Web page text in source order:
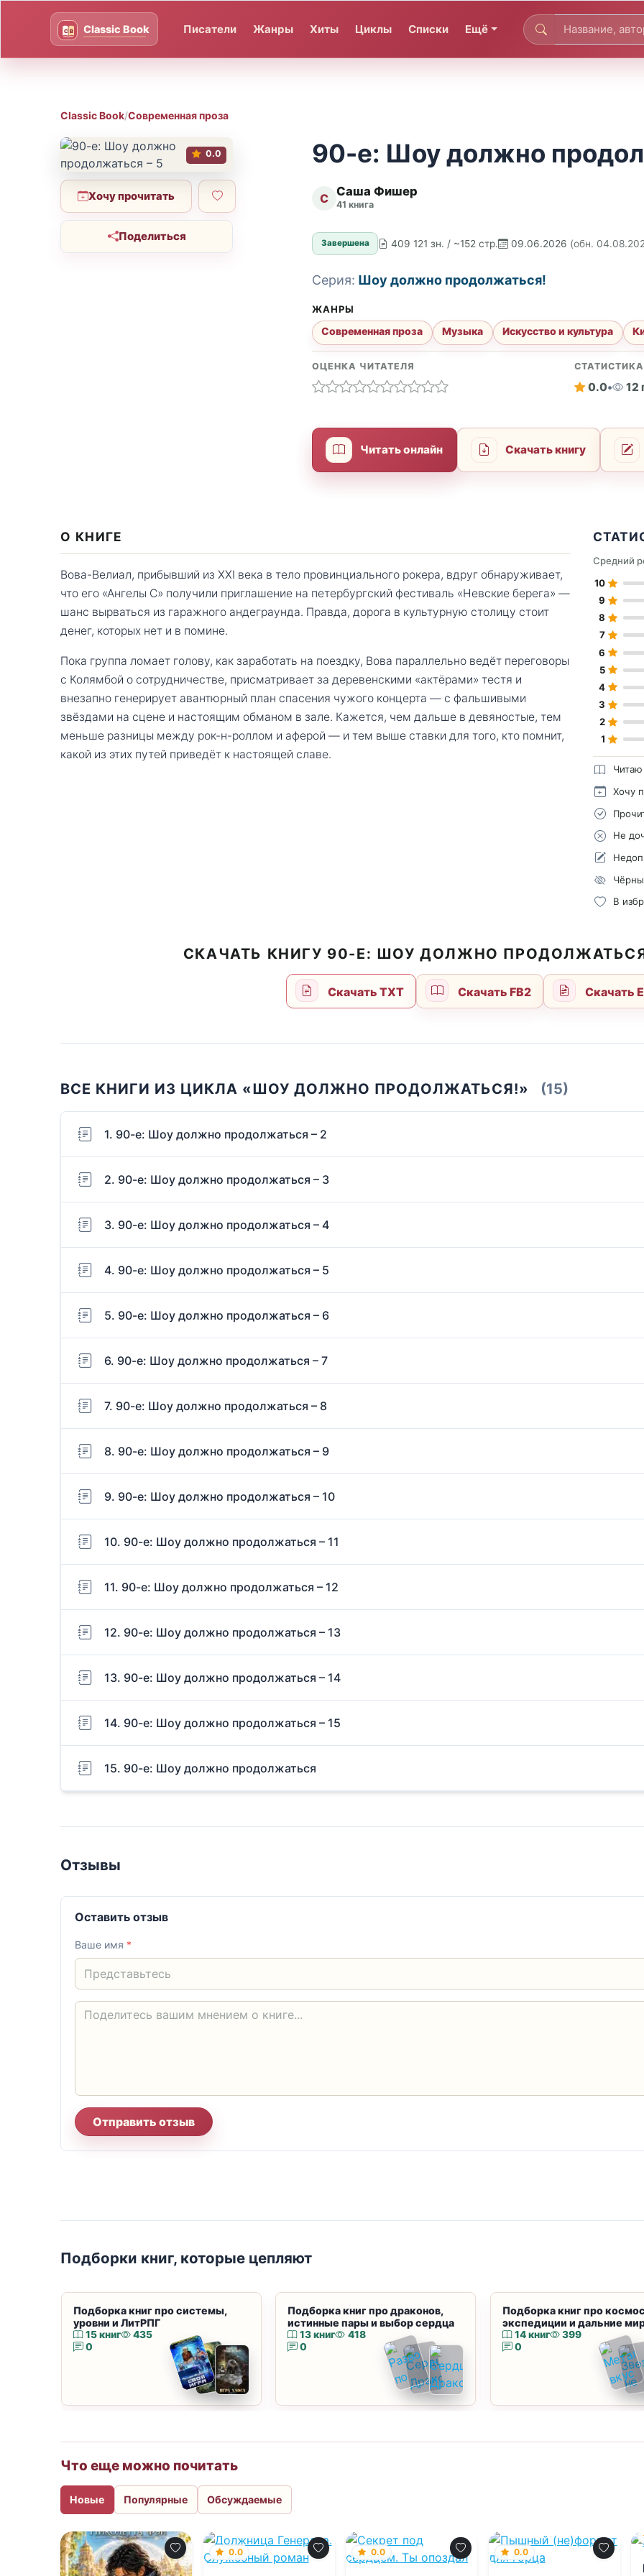
Писатели Жанры Хиты Циклы Списки Ещё
Classic Book/Современная проза
0.0
Хочу прочитать
Поделиться
90-е: Шоу должно
С Саша Фишер
41 книга
Завершена 409 121 зн. / ~152 стр. 09.06.2026 (обн.
Серия: Шоу должно продолжаться!
ЖАНРЫ
Современная проза Музыка Искусство и культура
ОЦЕНКА ЧИТАТЕЛЯ СТАТИСТИКА
0.0• 12
Читать онлайн Скачать книгу
О КНИГЕ
Вова-Велиал, прибывший из XXI века в тело провинциального рокера, вдруг обнаруживает,
что его «Ангелы С» получили приглашение на петербургский фестиваль «Невские берега» —
шанс вырваться из гаражного андеграунда. Правда, дорога в культурную столицу стоит
денег, которых нет и в помине.
Пока группа ломает голову, как заработать на поездку, Вова параллельно ведёт переговоры
с Колямбой о сотрудничестве, присматривает за деревенскими «актёрами» тестя и
внезапно генерирует авантюрный план спасения чужого концерта — с фальшивыми
звёздами на сцене и настоящим обманом в зале. Кажется, чем дальше в девяностые, тем
меньше разницы между рок-н-роллом и аферой — и тем выше ставки для того, кто помнит,
какой из этих путей приведёт к настоящей славе.
Средний
10
9
8
7
6
5
4
3
2
1
Читаю
Хочу
Не
В
СКАЧАТЬ КНИГУ 90-Е: ШОУ ДОЛЖНО
Скачать TXT Скачать FB2 Скачать
ВСЕ КНИГИ ИЗ ЦИКЛА «ШОУ ДОЛЖНО ПРОДОЛЖАТЬСЯ!» (15)
1. 90-е: Шоу должно продолжаться – 2
2. 90-е: Шоу должно продолжаться – 3
3. 90-е: Шоу должно продолжаться – 4
4. 90-е: Шоу должно продолжаться – 5
5. 90-е: Шоу должно продолжаться – 6
6. 90-е: Шоу должно продолжаться – 7
7. 90-е: Шоу должно продолжаться – 8
8. 90-е: Шоу должно продолжаться – 9
9. 90-е: Шоу должно продолжаться – 10
10. 90-е: Шоу должно продолжаться – 11
11. 90-е: Шоу должно продолжаться – 12
12. 90-е: Шоу должно продолжаться – 13
13. 90-е: Шоу должно продолжаться – 14
14. 90-е: Шоу должно продолжаться – 15
15. 90-е: Шоу должно продолжаться
Отзывы
Оставить отзыв
Ваше имя *
Отправить отзыв
Подборки книг, которые цепляют
Подборка книг про системы,
уровни и ЛитРПГ
15 книг
435
0
Подборка книг про драконов,
истинные пары и выбор сердца
13 книг
418
0
Подборка книг про
экспедиции и дальние
14 книг
399
0
Что еще можно почитать
Новые Популярные Обсуждаемые
0.0 0.0 0.0